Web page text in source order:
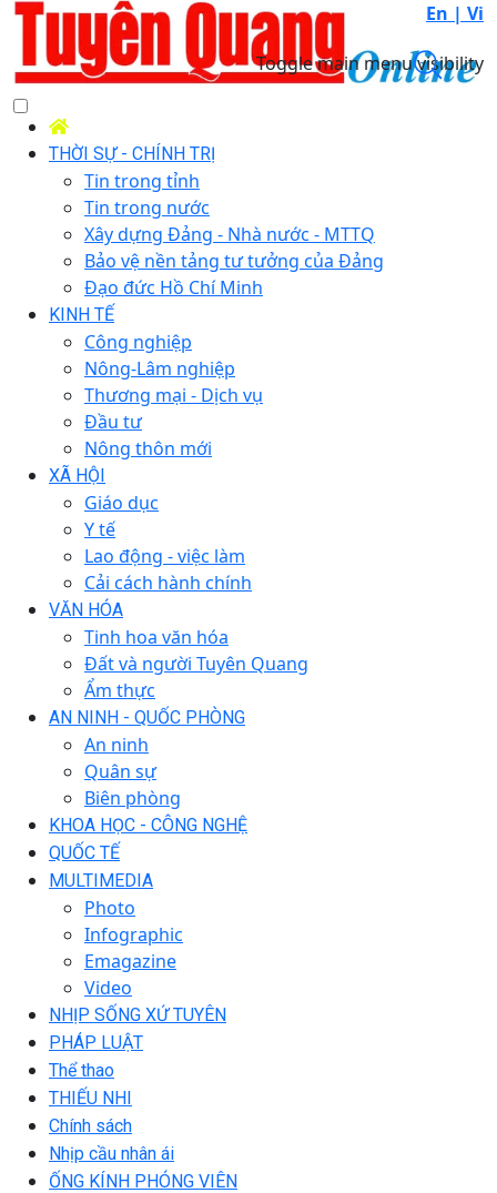
En | Vi
Toggle main menu visibility
THỜI SỰ - CHÍNH TRỊ
Tin trong tỉnh
Tin trong nước
Xây dựng Đảng - Nhà nước - MTTQ
Bảo vệ nền tảng tư tưởng của Đảng
Đạo đức Hồ Chí Minh
KINH TẾ
Công nghiệp
Nông-Lâm nghiệp
Thương mại - Dịch vụ
Đầu tư
Nông thôn mới
XÃ HỘI
Giáo dục
Y tế
Lao động - việc làm
Cải cách hành chính
VĂN HÓA
Tinh hoa văn hóa
Đất và người Tuyên Quang
Ẩm thực
AN NINH - QUỐC PHÒNG
An ninh
Quân sự
Biên phòng
KHOA HỌC - CÔNG NGHỆ
QUỐC TẾ
MULTIMEDIA
Photo
Infographic
Emagazine
Video
NHỊP SỐNG XỨ TUYÊN
PHÁP LUẬT
Thể thao
THIẾU NHI
Chính sách
Nhịp cầu nhân ái
ỐNG KÍNH PHÓNG VIÊN